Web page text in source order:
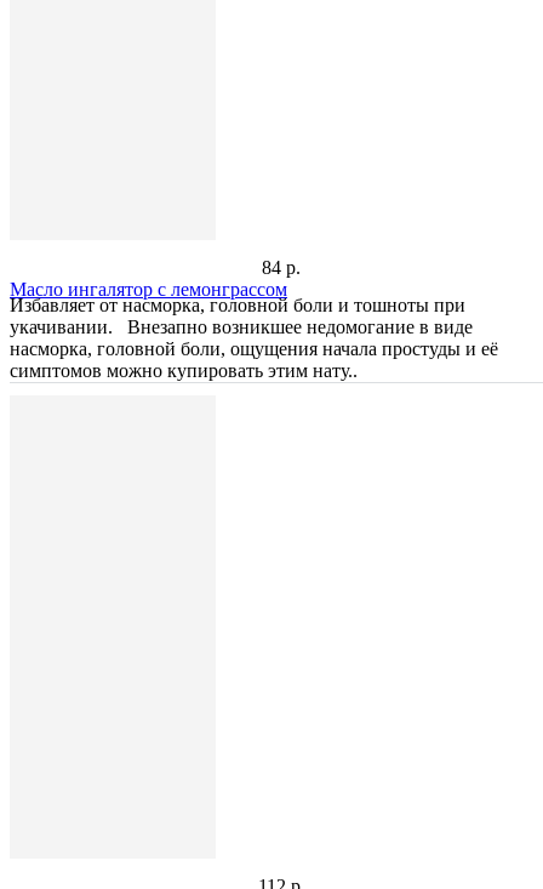
84 р.
Масло ингалятор с лемонграссом
Избавляет от насморка, головной боли и тошноты при
укачивании. Внезапно возникшее недомогание в виде
насморка, головной боли, ощущения начала простуды и её
симптомов можно купировать этим нату..